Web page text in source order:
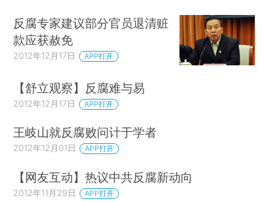
反腐专家建议部分官员退清赃
款应获赦免
2012年12月17日 APP打开
【舒立观察】反腐难与易
2012年12月17日 APP打开
王岐山就反腐败问计于学者
2012年12月01日 APP打开
【网友互动】热议中共反腐新动向
2012年11月29日 APP打开